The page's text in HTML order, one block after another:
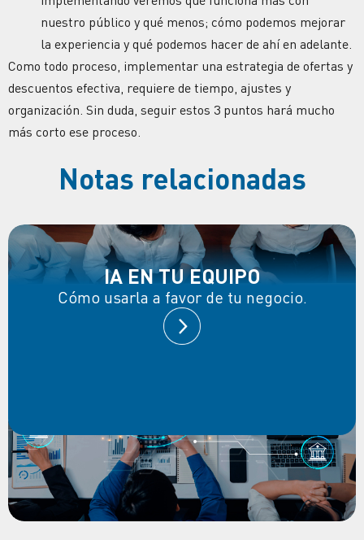
nuestro público y qué menos; cómo podemos mejorar
la experiencia y qué podemos hacer de ahí en adelante.
Como todo proceso, implementar una estrategia de ofertas y
descuentos efectiva, requiere de tiempo, ajustes y
organización. Sin duda, seguir estos 3 puntos hará mucho
más corto ese proceso.
Notas relacionadas
IA EN TU EQUIPO
Cómo usarla a favor de tu negocio.